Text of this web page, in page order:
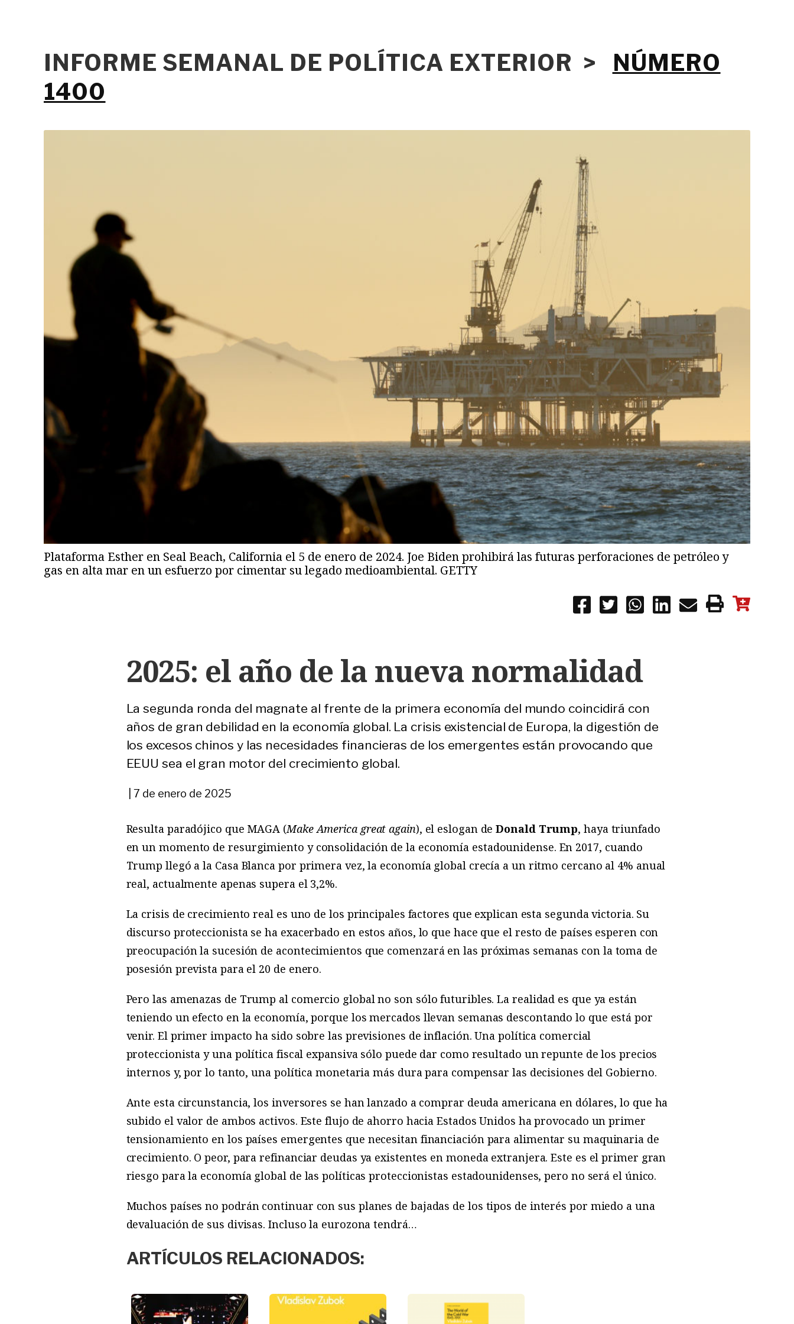
INFORME SEMANAL DE POLÍTICA EXTERIOR > NÚMERO
1400
Plataforma Esther en Seal Beach, California el 5 de enero de 2024. Joe Biden prohibirá las futuras perforaciones de petróleo y
gas en alta mar en un esfuerzo por cimentar su legado medioambiental. GETTY
2025: el año de la nueva normalidad
La segunda ronda del magnate al frente de la primera economía del mundo coincidirá con
años de gran debilidad en la economía global. La crisis existencial de Europa, la digestión de
los excesos chinos y las necesidades financieras de los emergentes están provocando que
EEUU sea el gran motor del crecimiento global.
|7 de enero de 2025
Resulta paradójico que MAGA (Make America great again), el eslogan deDonald Trump, haya triunfado
en un momento de resurgimiento y consolidación de la economía estadounidense. En 2017, cuando
Trump llegó a la Casa Blanca por primera vez, la economía global crecía a un ritmo cercano al 4% anual
real, actualmente apenas supera el 3,2%.
La crisis de crecimiento real es uno de los principales factores que explican esta segunda victoria. Su
discurso proteccionista se ha exacerbado en estos años, lo que hace que el resto de países esperen con
preocupación la sucesión de acontecimientos que comenzará en las próximas semanas con la toma de
posesión prevista para el 20 de enero.
Pero las amenazas de Trump al comercio global no son sólo futuribles. La realidad es que ya están
teniendo un efecto en la economía, porque los mercados llevan semanas descontando lo que está por
venir. El primer impacto ha sido sobre las previsiones de inflación. Una política comercial
proteccionista y una política fiscal expansiva sólo puede dar como resultado un repunte de los precios
internos y, por lo tanto, una política monetaria más dura para compensar las decisiones del Gobierno.
Ante esta circunstancia, los inversores se han lanzado a comprar deuda americana en dólares, lo que ha
subido el valor de ambos activos. Este flujo de ahorro hacia Estados Unidos ha provocado un primer
tensionamiento en los países emergentes que necesitan financiación para alimentar su maquinaria de
crecimiento. O peor, para refinanciar deudas ya existentes en moneda extranjera. Este es el primer gran
riesgo para la economía global de las políticas proteccionistas estadounidenses, pero no será el único.
Muchos países no podrán continuar con sus planes de bajadas de los tipos de interés por miedo a una
devaluación de sus divisas. Incluso la eurozona tendrá…
ARTÍCULOS RELACIONADOS: